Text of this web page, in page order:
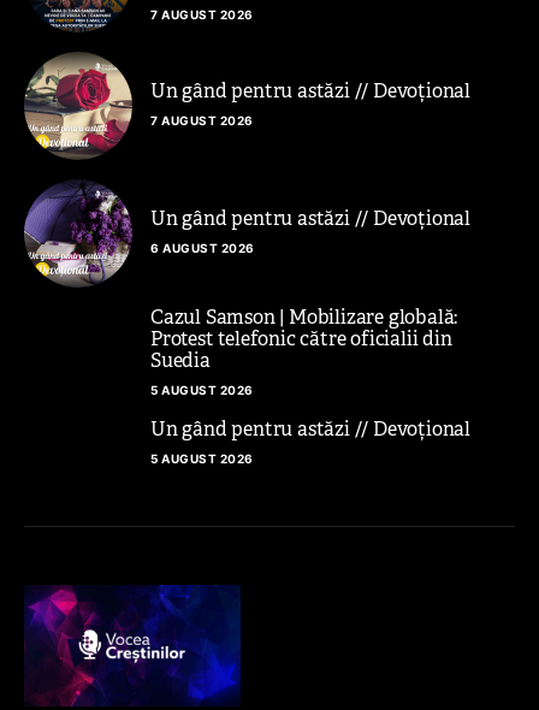
7 AUGUST 2026
Un gând pentru astăzi // Devoțional
7 AUGUST 2026
Un gând pentru astăzi // Devoțional
6 AUGUST 2026
Cazul Samson | Mobilizare globală:
Protest telefonic către oficialii din
Suedia
5 AUGUST 2026
Un gând pentru astăzi // Devoțional
5 AUGUST 2026